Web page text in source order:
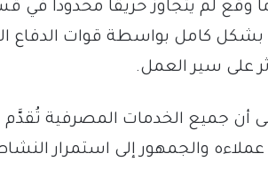
ما وقع لم يتجاوز حريقاً محدوداً في
بشكل كامل بواسطة قوات الدفاع
على سير العمل.
أن جميع الخدمات المصرفية
والجمهور إلى استمرار